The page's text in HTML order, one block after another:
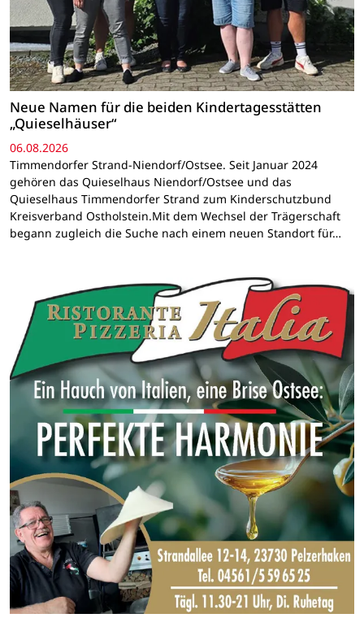
Neue Namen für die beiden Kindertagesstätten
„Quieselhäuser“
06.08.2026
Timmendorfer Strand-Niendorf/Ostsee. Seit Januar 2024
gehören das Quieselhaus Niendorf/Ostsee und das
Quieselhaus Timmendorfer Strand zum Kinderschutzbund
Kreisverband Ostholstein.Mit dem Wechsel der Trägerschaft
begann zugleich die Suche nach einem neuen Standort für…